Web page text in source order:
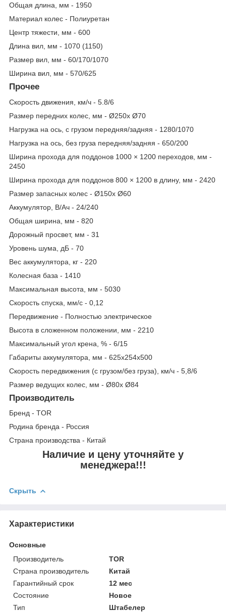
Общая длина, мм - 1950
Материал колес - Полиуретан
Центр тяжести, мм - 600
Длина вил, мм - 1070 (1150)
Размер вил, мм - 60/170/1070
Ширина вил, мм - 570/625
Прочее
Скорость движения, км/ч - 5.8/6
Размер передних колес, мм - Ø250х Ø70
Нагрузка на ось, с грузом передняя/задняя - 1280/1070
Нагрузка на ось, без груза передняя/задняя - 650/200
Ширина прохода для поддонов 1000 × 1200 переходов, мм -
2450
Ширина прохода для поддонов 800 × 1200 в длину, мм - 2420
Размер запасных колес - Ø150х Ø60
Аккумулятор, В/Ач - 24/240
Общая ширина, мм - 820
Дорожный просвет, мм - 31
Уровень шума, дБ - 70
Вес аккумулятора, кг - 220
Колесная база - 1410
Максимальная высота, мм - 5030
Скорость спуска, мм/с - 0,12
Передвижение - Полностью электрическое
Высота в сложенном положении, мм - 2210
Максимальный угол крена, % - 6/15
Габариты аккумулятора, мм - 625х254х500
Скорость передвижения (с грузом/без груза), км/ч - 5,8/6
Размер ведущих колес, мм - Ø80х Ø84
Производитель
Бренд - TOR
Родина бренда - Россия
Страна производства - Китай
Наличие и цену уточняйте у
менеджера!!!
Скрыть
Характеристики
Основные
Производитель
TOR
Страна производитель
Китай
Гарантийный срок
12 мес
Состояние
Новое
Тип
Штабелер